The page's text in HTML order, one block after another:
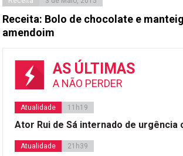
Receita: Bolo de chocolate e
amendoim
AS ÚLTIMAS
A NÃO PERDER
Atualidade 11h19
Ator Rui de Sá internado de urgência
Atualidade 21h39